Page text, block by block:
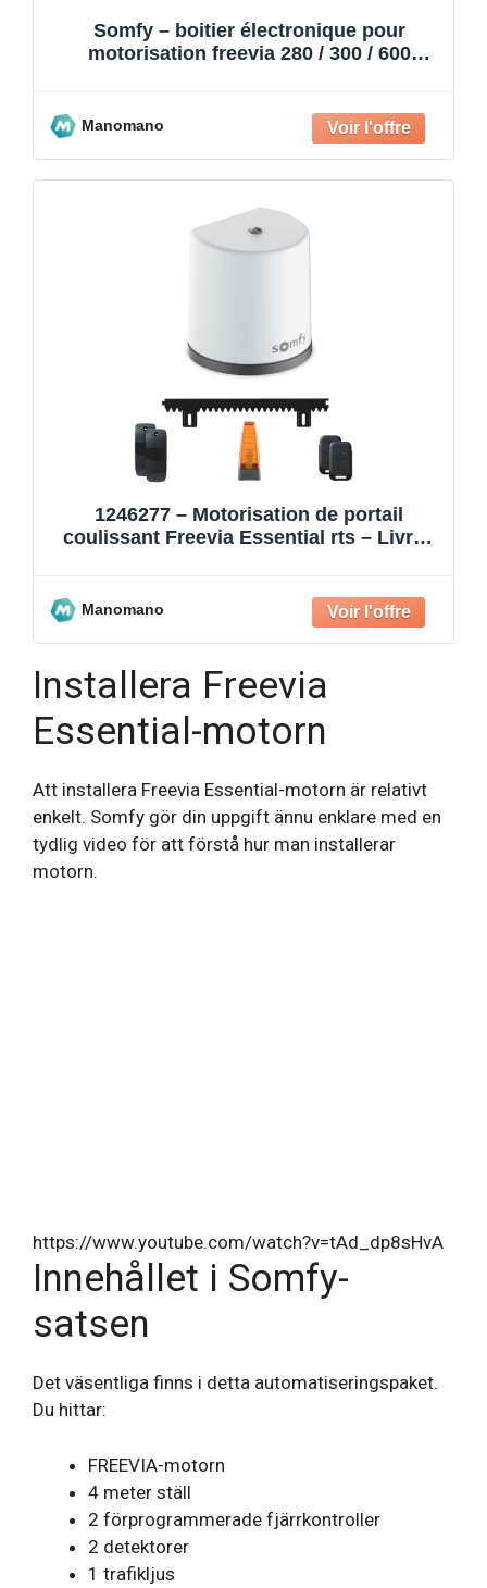
Somfy – boitier électronique pour
motorisation freevia 280 / 300 / 600
Manomano
1246277 – Motorisation de portail
coulissant Freevia Essential rts – Livrée
Manomano
Installera Freevia
Essential-motorn
Att installera Freevia Essential-motorn är relativt
enkelt. Somfy gör din uppgift ännu enklare med en
tydlig video för att förstå hur man installerar
motorn.
https://www.youtube.com/watch?v=tAd_dp8sHvA
Innehållet i Somfy-
satsen
Det väsentliga finns i detta automatiseringspaket.
Du hittar:
FREEVIA-motorn
4 meter ställ
2 förprogrammerade fjärrkontroller
2 detektorer
1 trafikljus